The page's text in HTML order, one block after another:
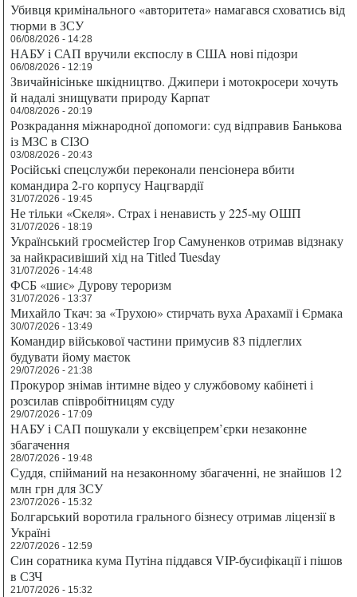
Убивця кримінального «авторитета» намагався сховатись від
тюрми в ЗСУ
06/08/2026 - 14:28
НАБУ і САП вручили експослу в США нові підозри
06/08/2026 - 12:19
Звичайнісіньке шкідництво. Джипери і мотокросери хочуть
й надалі знищувати природу Карпат
04/08/2026 - 20:19
Розкрадання міжнародної допомоги: суд відправив Банькова
із МЗС в СІЗО
03/08/2026 - 20:43
Російські спецслужби переконали пенсіонера вбити
командира 2-го корпусу Нацгвардії
31/07/2026 - 19:45
Не тільки «Скеля». Страх і ненависть у 225-му ОШП
31/07/2026 - 18:19
Український гросмейстер Ігор Самуненков отримав відзнаку
за найкрасивіший хід на Titled Tuesday
31/07/2026 - 14:48
ФСБ «шиє» Дурову тероризм
31/07/2026 - 13:37
Михайло Ткач: за «Трухою» стирчать вуха Арахамії і Єрмака
30/07/2026 - 13:49
Командир військової частини примусив 83 підлеглих
будувати йому маєток
29/07/2026 - 21:38
Прокурор знімав інтимне відео у службовому кабінеті і
розсилав співробітницям суду
29/07/2026 - 17:09
НАБУ і САП пошукали у ексвіцепрем’єрки незаконне
збагачення
28/07/2026 - 19:48
Суддя, спійманий на незаконному збагаченні, не знайшов 12
млн грн для ЗСУ
23/07/2026 - 15:32
Болгарський воротила грального бізнесу отримав ліцензії в
Україні
22/07/2026 - 12:59
Син соратника кума Путіна піддався VIP-бусифікації і пішов
в СЗЧ
21/07/2026 - 15:32